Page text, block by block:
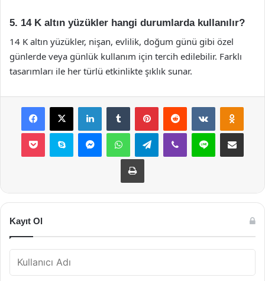
5. 14 K altın yüzükler hangi durumlarda kullanılır?
14 K altın yüzükler, nişan, evlilik, doğum günü gibi özel
günlerde veya günlük kullanım için tercih edilebilir. Farklı
tasarımları ile her türlü etkinlikte şıklık sunar.
Facebook
X LinkedInTumblr PinterestReddit VKontakte
Pocket Skype MessengerWhatsAppTelegramViber Line E-Posta ile
Yazdır
Kayıt Ol